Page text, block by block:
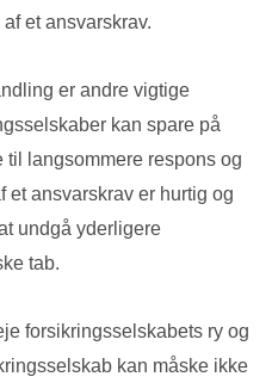
et ansvarskrav.
er andre vigtige
kan spare på
til langsommere respons og
et ansvarskrav er hurtig og
undgå yderligere
tab.
forsikringsselskabets ry og
kan måske ikke